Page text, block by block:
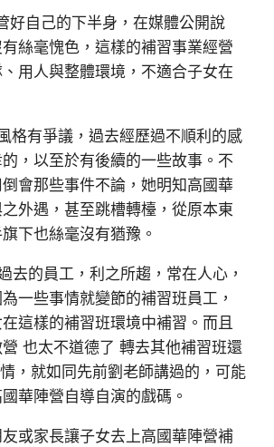
好自己的下半身，在媒體公開說
絲毫愧色，這樣的補習事業經營
用人與整體環境，不適合子女在
格有爭議，過去經歷過不順利的感
，以至於有後續的一些故事。不
會那些事件不論，她明知高國華
外遇，甚至跳槽轉檯，從原本東
下也絲毫沒有猶豫。
去的員工，利之所趨，常在人心，
一些事情就變節的補習班員工，
這樣的補習班環境中補習。而且
也太不道德了 轉去其他補習班還
，就如同先前劉老師講過的，可能
華陣營自導自演的戲碼。
或家長讓子女去上高國華陣營補